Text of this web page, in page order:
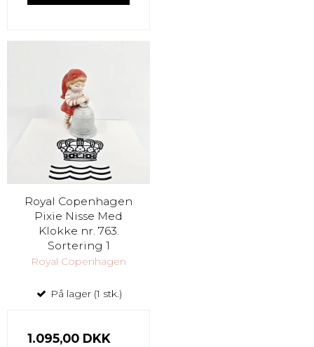
Royal Copenhagen
Pixie Nisse Med
Klokke nr. 763.
Sortering 1
Royal Copenhagen
På lager (1 stk.)
1.095,00 DKK